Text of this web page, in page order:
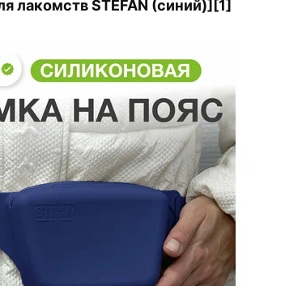
лакомств STEFAN (синий)][1]